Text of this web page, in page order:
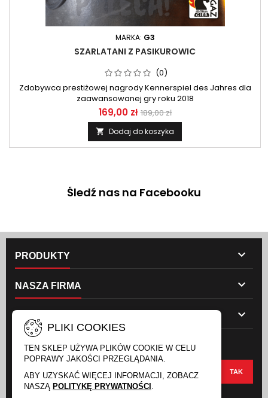
MARKA: G3
SZARLATANI Z PASIKUROWIC
(0)
Zdobywca prestiżowej nagrody Kennerspiel des Jahres dla
zaawansowanej gry roku 2018
169,00 zł 189,00 zł
 Dodaj do koszyka
Śledź nas na Facebooku
PRODUKTY 
NASZA FIRMA 

PLIKI COOKIES
TEN SKLEP UŻYWA PLIKÓW COOKIE W CELU
POPRAWY JAKOŚCI PRZEGLĄDANIA.
ABY UZYSKAĆ WIĘCEJ INFORMACJI, ZOBACZ
NASZĄ POLITYKĘ PRYWATNOŚCI .
NEWSLETTER